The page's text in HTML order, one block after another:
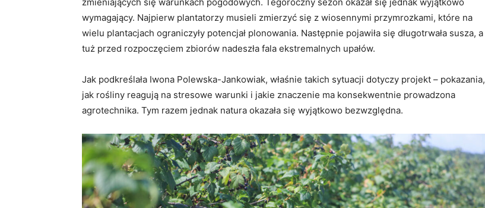
wymagający. Najpierw plantatorzy musieli zmierzyć się z wiosennymi przymrozkami, które na
wielu plantacjach ograniczyły potencjał plonowania. Następnie pojawiła się długotrwała susza, a
tuż przed rozpoczęciem zbiorów nadeszła fala ekstremalnych upałów.
Jak podkreślała Iwona Polewska-Jankowiak, właśnie takich sytuacji dotyczy projekt – pokazania,
jak rośliny reagują na stresowe warunki i jakie znaczenie ma konsekwentnie prowadzona
agrotechnika. Tym razem jednak natura okazała się wyjątkowo bezwzględna.